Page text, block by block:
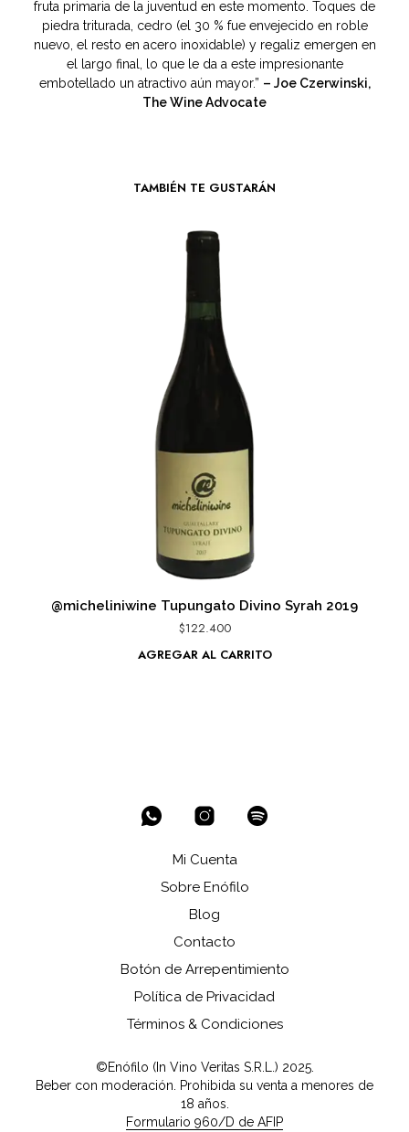
fruta primaria de la juventud en este momento. Toques de
piedra triturada, cedro (el 30 % fue envejecido en roble
nuevo, el resto en acero inoxidable) y regaliz emergen en
el largo final, lo que le da a este impresionante
embotellado un atractivo aún mayor.” – Joe Czerwinski,
The Wine Advocate
TAMBIÉN TE GUSTARÁN
@micheliniwine Tupungato Divino Syrah 2019
$122.400
AGREGAR AL CARRITO
Mi Cuenta
Sobre Enófilo
Blog
Contacto
Botón de Arrepentimiento
Política de Privacidad
Términos & Condiciones
©Enófilo (In Vino Veritas S.R.L.) 2025.
Beber con moderación. Prohibida su venta a menores de
18 años.
Formulario 960/D de AFIP